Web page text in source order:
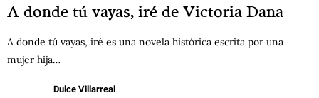
A donde tú vayas, iré de Victoria Dana
A donde tú vayas, iré es una novela histórica escrita por una
mujer hija…
Dulce Villarreal